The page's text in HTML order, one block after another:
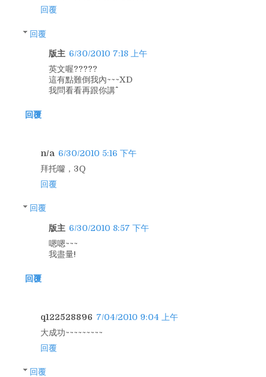
回覆
回覆
版主 6/30/2010 7:18 上午
英文喔?????
這有點難倒我內~~~XD
我問看看再跟你講^^
回覆
n/a 6/30/2010 5:16 下午
拜托囖，3Q
回覆
回覆
版主 6/30/2010 8:57 下午
嗯嗯~~~
我盡量!
回覆
q122528896 7/04/2010 9:04 上午
大成功~~~~~~~~~
回覆
回覆